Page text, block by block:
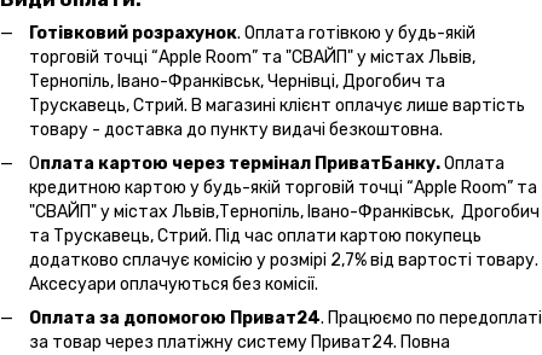
Готівковий розрахунок. Оплата готівкою у будь-якій
торговій точці “Apple Room” та "СВАЙП" у містах Львів,
Тернопіль, Івано-Франківськ, Чернівці, Дрогобич та
Трускавець, Стрий. В магазині клієнт оплачує лише вартість
товару - доставка до пункту видачі безкоштовна.
Оплата картою через термінал ПриватБанку.Оплата
кредитною картою у будь-якій торговій точці “Apple Room” та
"СВАЙП" у містах Львів,Тернопіль, Івано-Франківськ, Дрогобич
та Трускавець, Стрий. Під час оплати картою покупець
додатково сплачує комісію у розмірі 2,7% від вартості товару.
Аксесуари оплачуються без комісії.
Оплата за допомогою Приват24. Працюємо по передоплаті
за товар через платіжну систему Приват24. Повна